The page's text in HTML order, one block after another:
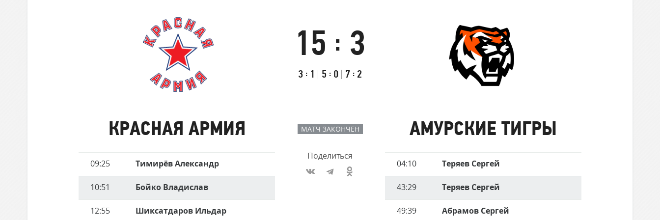
Северсталь
ЦСКА
Шанхайские Драконы
Салават Юлаев
встречи
Красная
Армия
Итоговый
15 : 3
таймам
Первый
3 : 1
Второй
5 : 0
Третий
7 : 2
Амурские
Тигры
МАТЧ ЗАКОНЧЕН
Поделиться
КРАСНАЯ АРМИЯ
Время
Имя
09:25 Тимирёв Александр
10:51 Бойко Владислав
12:55 Шиксатдаров Ильдар
АМУРСКИЕ ТИГРЫ
Время
Имя
04:10 Теряев Сергей
43:29 Теряев Сергей
49:39 Абрамов Сергей